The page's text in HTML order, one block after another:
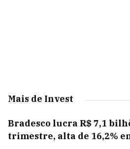
Mais de Invest
Bradesco lucra R$ 7,1
trimestre, alta de 16,2%